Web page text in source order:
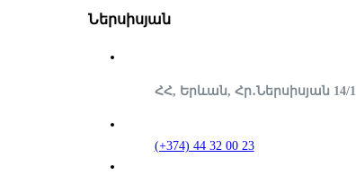
Ներսիսյան
ՀՀ, Երևան, Հր․Ներսիսյան 14/1
(+374) 44 32 00 23